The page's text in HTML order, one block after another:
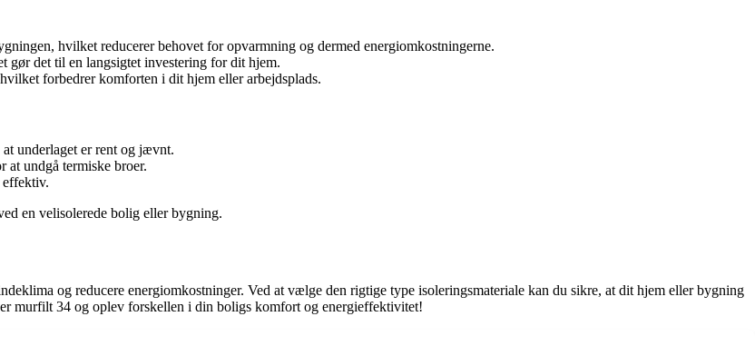
hvilket reducerer behovet for opvarmning og dermed energiomkostningerne.
gør det til en langsigtet investering for dit hjem.
forbedrer komforten i dit hjem eller arbejdsplads.
underlaget er rent og jævnt.
undgå termiske broer.
effektiv.
en velisolerede bolig eller bygning.
og reducere energiomkostninger. Ved at vælge den rigtige type isoleringsmateriale kan du sikre, at dit hjem eller bygning
murfilt 34 og oplev forskellen i din boligs komfort og energieffektivitet!